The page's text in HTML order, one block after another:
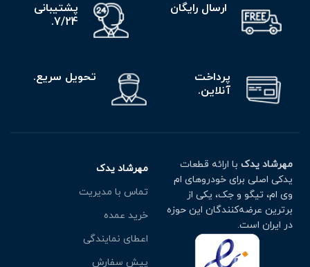
ارسال رایگان
پشتیبانی
7/24.
پرداخت
آنلاین.
تحویل سریع.
مهرشاد یدک با ارائه قطعات
یدکی اصلی برای خودروهای ام
وی ام، تیگو و جک، یکی از
برترین عرضه‌کنندگان این حوزه
در ایران است.
مهرشاد یدک
تماس با مدیریت
خرید عمده
اعطای نمایندگی
پیش سفارش